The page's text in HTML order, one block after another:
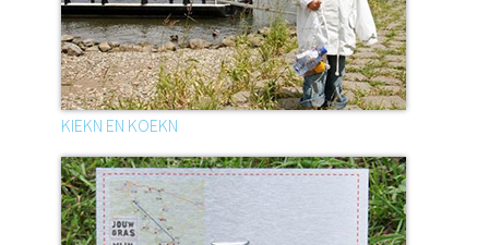
KIEKN EN KOEKN